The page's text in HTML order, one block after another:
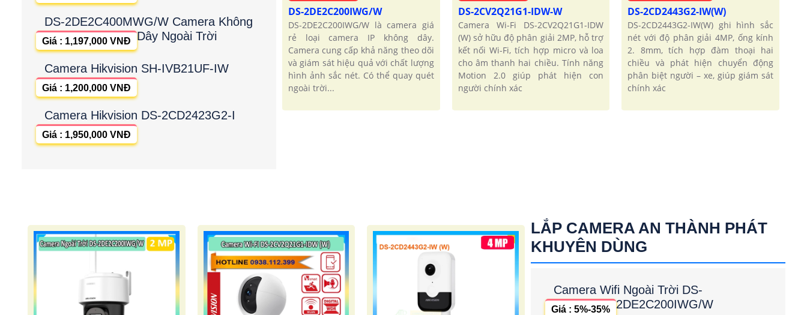
DS-2DE2C400MWG/W Camera Không
Dây Ngoài Trời
Giá : 1,197,000 VNĐ
Camera Hikvision SH-IVB21UF-IW
Giá : 1,200,000 VNĐ
Camera Hikvision DS-2CD2423G2-I
Giá : 1,950,000 VNĐ
DS-2DE2C200IWG/W
DS-2DE2C200IWG/W là camera giá
rẻ loại camera IP không dây.
Camera cung cấp khả năng theo dõi
và giám sát hiệu quả với chất lượng
hình ảnh sắc nét. Có thể quay quét
ngoài trời...
DS-2CV2Q21G1-IDW-W
Camera Wi-Fi DS-2CV2Q21G1-IDW
(W) sở hữu độ phân giải 2MP, hỗ trợ
kết nối Wi-Fi, tích hợp micro và loa
cho âm thanh hai chiều. Tính năng
Motion 2.0 giúp phát hiện con
người chính xác
DS-2CD2443G2-IW(W)
DS-2CD2443G2-IW(W) ghi hình sắc
nét với độ phân giải 4MP, ống kính
2. 8mm, tích hợp đàm thoại hai
chiều và phát hiện chuyển động
phân biệt người – xe, giúp giám sát
chính xác
LẮP CAMERA AN THÀNH PHÁT
KHUYÊN DÙNG
Camera Wifi Ngoài Trời DS-
2DE2C200IWG/W
Giá : 5%-35%